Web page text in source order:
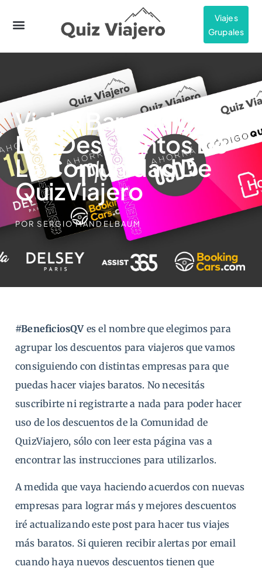
Viajes
Grupales
Viajes Baratos Con
Los Descuentos De
La Comunidad De
QuizViajero
POR SERGIO MANDELBAUM
#BeneficiosQVes el nombre que elegimos para
agrupar los descuentos para viajeros que vamos
consiguiendo con distintas empresas para que
puedas hacer viajes baratos. No necesitás
suscribirte ni registrarte a nada para poder hacer
uso de los descuentos de la Comunidad de
QuizViajero, sólo con leer esta página vas a
encontrar las instrucciones para utilizarlos.
A medida que vaya haciendo acuerdos con nuevas
empresas para lograr más y mejores descuentos
iré actualizando este post para hacer tus viajes
más baratos. Si quieren recibir alertas por email
cuando haya nuevos descuentos tienen que